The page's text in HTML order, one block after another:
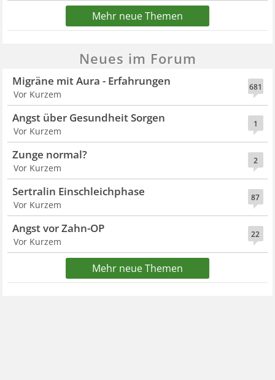
Mehr neue Themen
Neues im Forum
681
Migräne mit Aura - Erfahrungen
Vor Kurzem
1
Angst über Gesundheit Sorgen
Vor Kurzem
2
Zunge normal?
Vor Kurzem
87
Sertralin Einschleichphase
Vor Kurzem
22
Angst vor Zahn-OP
Vor Kurzem
Mehr neue Themen